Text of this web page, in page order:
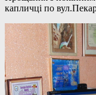
капличці по